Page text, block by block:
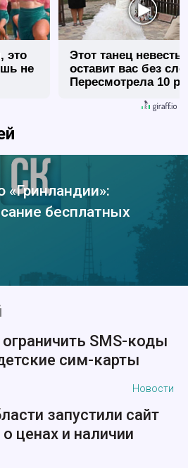
это
не
Этот танец невесты
оставит вас без
Пересмотрела 10
«Гринландии»:
бесплатных
SMS-коды
сим-карты
Новости
запустили сайт
ценах и наличии